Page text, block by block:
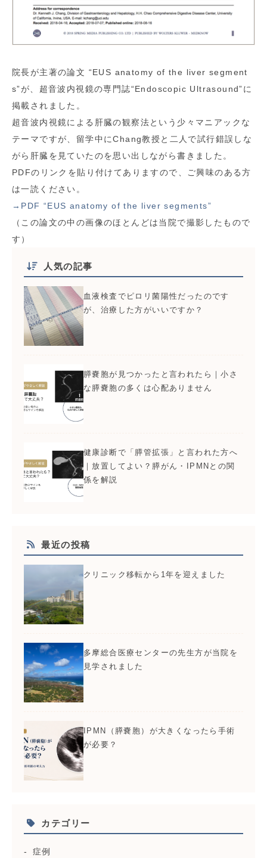
院長が主著の論文 “EUS anatomy of the liver segment
s”が、超音波内視鏡の専門誌“Endoscopic Ultrasound”に
掲載されました。
超音波内視鏡による肝臓の観察法という少々マニアックな
テーマですが、留学中にChang教授と二人で試行錯誤しな
がら肝臓を見ていたのを思い出しながら書きました。
PDFのリンクを貼り付けてありますので、ご興味のある方
は一読ください。
→PDF “EUS anatomy of the liver segments”
（この論文の中の画像のほとんどは当院で撮影したもので
す）
人気の記事
血液検査でピロリ菌陽性だったのです
が、治療した方がいいですか？
膵嚢胞が見つかったと言われたら｜小さ
な膵嚢胞の多くは心配ありません
健康診断で「膵管拡張」と言われた方へ
｜放置してよい？膵がん・IPMNとの関
係を解説
最近の投稿
クリニック移転から1年を迎えました
多摩総合医療センターの先生方が当院を
見学されました
IPMN（膵嚢胞）が大きくなったら手術
が必要？
カテゴリー
症例